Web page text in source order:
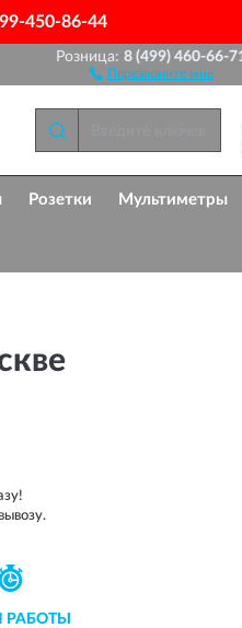
450-86-44
Розница:8 (499) 460-66-
Перезвоните мне
Розетки Мультиметры
РАБОТЫ